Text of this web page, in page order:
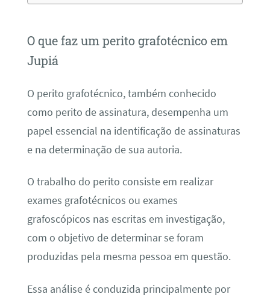
O que faz um perito grafotécnico em
Jupiá
O perito grafotécnico, também conhecido
como perito de assinatura, desempenha um
papel essencial na identificação de assinaturas
e na determinação de sua autoria.
O trabalho do perito consiste em realizar
exames grafotécnicos ou exames
grafoscópicos nas escritas em investigação,
com o objetivo de determinar se foram
produzidas pela mesma pessoa em questão.
Essa análise é conduzida principalmente por